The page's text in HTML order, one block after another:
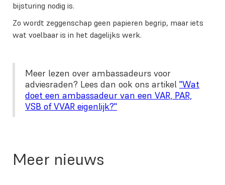
bijsturing nodig is.
Zo wordt zeggenschap geen papieren begrip, maar iets
wat voelbaar is in het dagelijks werk.
Meer lezen over ambassadeurs voor
adviesraden? Lees dan ook ons artikel "Wat
doet een ambassadeur van een VAR, PAR,
VSB of VVAR eigenlijk?"
Meer nieuws